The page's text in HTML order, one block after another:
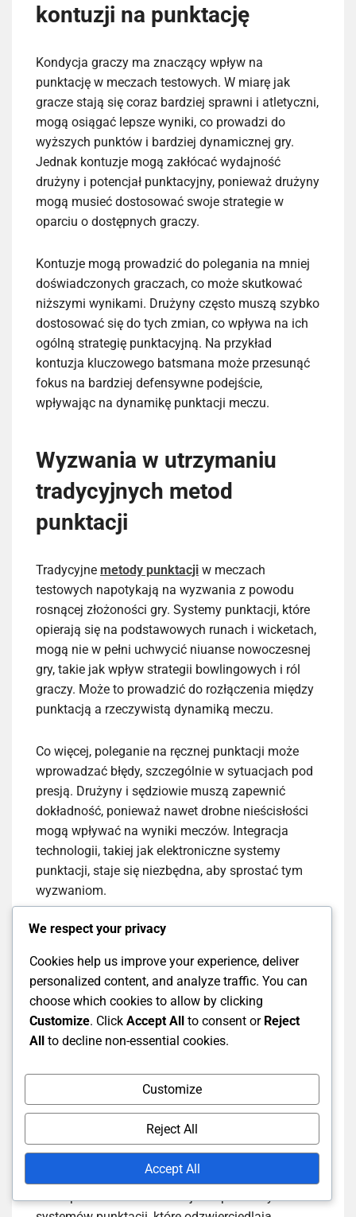
kontuzji na punktację
Kondycja graczy ma znaczący wpływ na
punktację w meczach testowych. W miarę jak
gracze stają się coraz bardziej sprawni i atletyczni,
mogą osiągać lepsze wyniki, co prowadzi do
wyższych punktów i bardziej dynamicznej gry.
Jednak kontuzje mogą zakłócać wydajność
drużyny i potencjał punktacyjny, ponieważ drużyny
mogą musieć dostosować swoje strategie w
oparciu o dostępnych graczy.
Kontuzje mogą prowadzić do polegania na mniej
doświadczonych graczach, co może skutkować
niższymi wynikami. Drużyny często muszą szybko
dostosować się do tych zmian, co wpływa na ich
ogólną strategię punktacyjną. Na przykład
kontuzja kluczowego batsmana może przesunąć
fokus na bardziej defensywne podejście,
wpływając na dynamikę punktacji meczu.
Wyzwania w utrzymaniu
tradycyjnych metod
punktacji
Tradycyjne metody punktacji w meczach
testowych napotykają na wyzwania z powodu
rosnącej złożoności gry. Systemy punktacji, które
opierają się na podstawowych runach i wicketach,
mogą nie w pełni uchwycić niuanse nowoczesnej
gry, takie jak wpływ strategii bowlingowych i ról
graczy. Może to prowadzić do rozłączenia między
punktacją a rzeczywistą dynamiką meczu.
Co więcej, poleganie na ręcznej punktacji może
wprowadzać błędy, szczególnie w sytuacjach pod
presją. Drużyny i sędziowie muszą zapewnić
dokładność, ponieważ nawet drobne nieścisłości
mogą wpływać na wyniki meczów. Integracja
technologii, takiej jak elektroniczne systemy
punktacji, staje się niezbędna, aby sprostać tym
wyzwaniom.
formatach punktacji
meczów testowych
prawdopodobnie będzie obejmować więcej
technologii i analityki. Innowacje takie jak
śledzenie danych w czasie rzeczywistym i
zaawansowana analiza statystyczna mogą
dostarczyć głębszych informacji na temat
wydajności graczy i dynamiki meczów. Ta zmiana
może prowadzić do bardziej kompleksowych
We respect your privacy
Cookies help us improve your experience, deliver
personalized content, and analyze traffic. You can
choose which cookies to allow by clicking
Customize. Click Accept All to consent or Reject
All to decline non-essential cookies.
Customize
Reject All
Accept All